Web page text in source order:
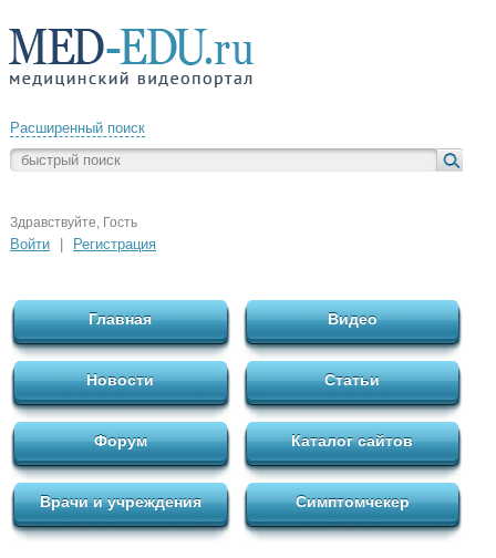
Расширенный поиск
Здравствуйте, Гость
Войти Регистрация
Главная Видео
Новости Статьи
Форум Каталог сайтов
Врачи и учреждения Симптомчекер